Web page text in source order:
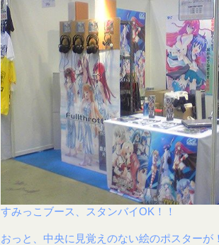
すみっこブース、スタンバイOK！！
おっと、中央に見覚えのない絵のポスターが